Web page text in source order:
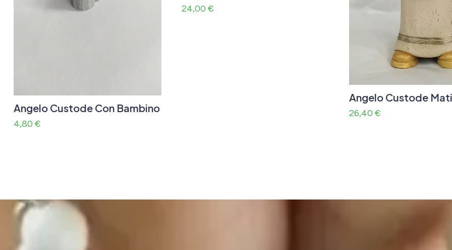
Angelo Custode Con Bambino
4,80 €
24,00 €
Angelo Custode
26,40 €